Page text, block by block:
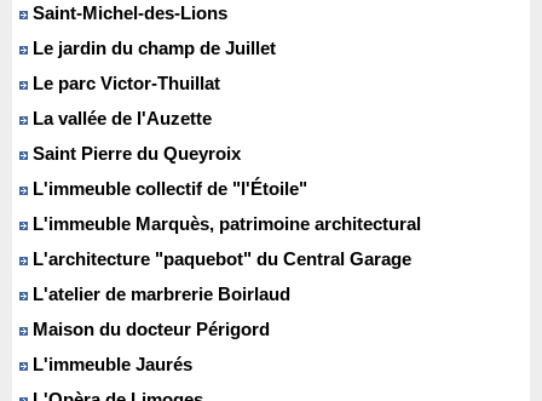
Saint-Michel-des-Lions
Le jardin du champ de Juillet
Le parc Victor-Thuillat
La vallée de l'Auzette
Saint Pierre du Queyroix
L'immeuble collectif de "l'Étoile"
L'immeuble Marquès, patrimoine architectural
L'architecture "paquebot" du Central Garage
L'atelier de marbrerie Boirlaud
Maison du docteur Périgord
L'immeuble Jaurés